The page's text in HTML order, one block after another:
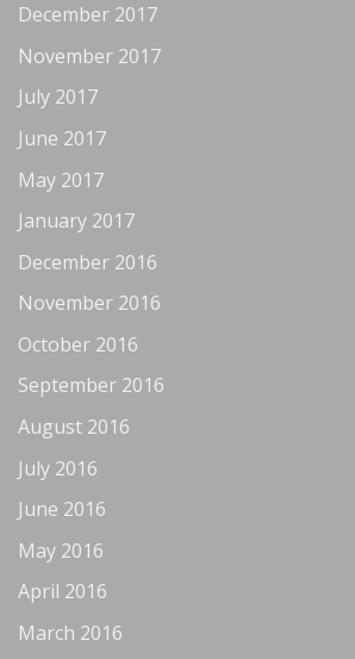
December 2017
November 2017
July 2017
June 2017
May 2017
January 2017
December 2016
November 2016
October 2016
September 2016
August 2016
July 2016
June 2016
May 2016
April 2016
March 2016